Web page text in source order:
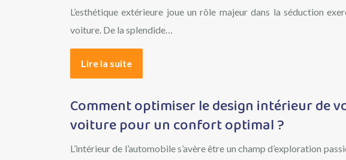
L’esthétique extérieure joue un rôle majeur dans la séduction
voiture. De la splendide…
Lire la suite
Comment optimiser le design intérieur de
voiture pour un confort optimal ?
L’intérieur de l’automobile s’avère être un champ d’exploration